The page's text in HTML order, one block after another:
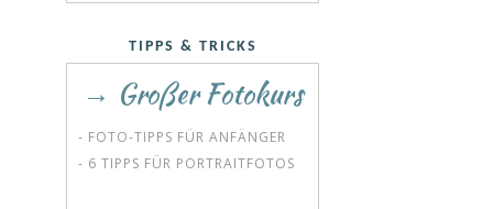
TIPPS & TRICKS
→ Großer Fotokurs
- FOTO-TIPPS FÜR ANFÄNGER
- 6 TIPPS FÜR PORTRAITFOTOS